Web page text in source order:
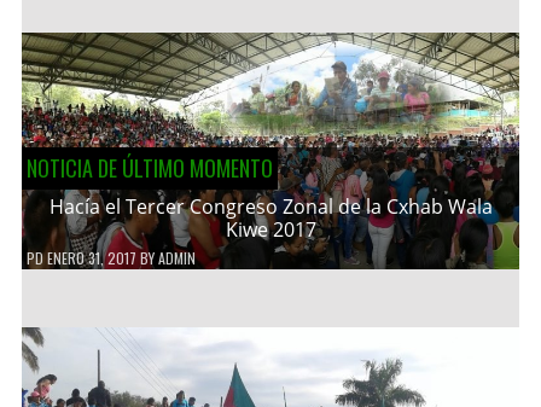
NOTICIA DE ÚLTIMO MOMENTO
Hacía el Tercer Congreso Zonal de la Cxhab Wala
Kiwe 2017
PDENERO 31, 2017 BYADMIN